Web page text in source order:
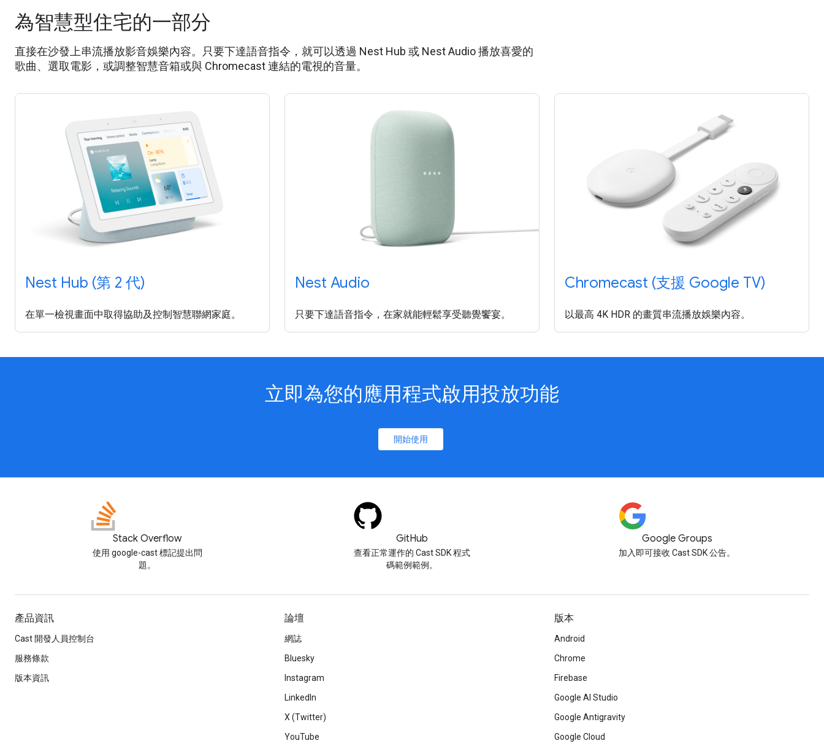
為智慧型住宅的一部分
直接在沙發上串流播放影音娛樂內容。只要下達語音指令，就可以透過 Nest Hub 或 Nest Audio 播放喜愛的
歌曲、選取電影，或調整智慧音箱或與 Chromecast 連結的電視的音量。
Nest Hub (第 2 代)
在單一檢視畫面中取得協助及控制智慧聯網家庭。
Nest Audio
只要下達語音指令，在家就能輕鬆享受聽覺饗宴。
Chromecast (支援 Google TV)
以最高 4K HDR 的畫質串流播放娛樂內容。
立即為您的應用程式啟用投放功能
開始使用
Stack Overflow
使用 google-cast 標記提出問
題。
GitHub
查看正常運作的 Cast SDK 程式
碼範例範例。
Google Groups
加入即可接收 Cast SDK 公告。
產品資訊
Cast 開發人員控制台
服務條款
版本資訊
論壇
網誌
Bluesky
Instagram
LinkedIn
X (Twitter)
YouTube
版本
Android
Chrome
Firebase
Google AI Studio
Google Antigravity
Google Cloud